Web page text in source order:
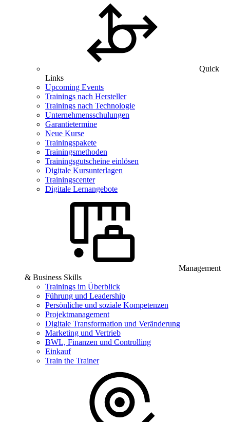
Quick
Links
Upcoming Events
Trainings nach Hersteller
Trainings nach Technologie
Unternehmensschulungen
Garantietermine
Neue Kurse
Trainingspakete
Trainingsmethoden
Trainingsgutscheine einlösen
Digitale Kursunterlagen
Trainingscenter
Digitale Lernangebote
Management
& Business Skills
Trainings im Überblick
Führung und Leadership
Persönliche und soziale Kompetenzen
Projektmanagement
Digitale Transformation und Veränderung
Marketing und Vertrieb
BWL, Finanzen und Controlling
Einkauf
Train the Trainer